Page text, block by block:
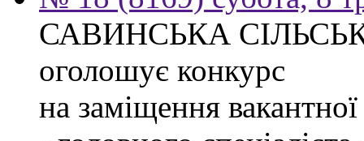
САВИНСЬКА
оголошує конкурс
на заміщення